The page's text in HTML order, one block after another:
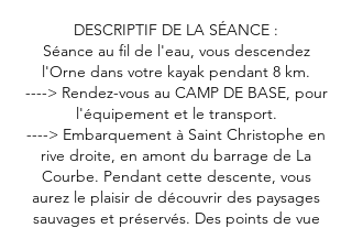
DESCRIPTIF DE LA SÉANCE :
Séance au fil de l'eau, vous descendez
l'Orne dans votre kayak pendant 8 km.
----> Rendez-vous au CAMP DE BASE, pour
l'équipement et le transport.
----> Embarquement à Saint Christophe en
rive droite, en amont du barrage de La
Courbe. Pendant cette descente, vous
aurez le plaisir de découvrir des paysages
sauvages et préservés. Des points de vue